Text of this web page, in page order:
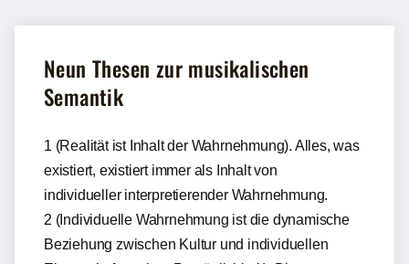
Neun Thesen zur musikalischen
Semantik
1 (Realität ist Inhalt der Wahrnehmung). Alles, was
existiert, existiert immer als Inhalt von
individueller interpretierender Wahrnehmung.
2 (Individuelle Wahrnehmung ist die dynamische
Beziehung zwischen Kultur und individuellen